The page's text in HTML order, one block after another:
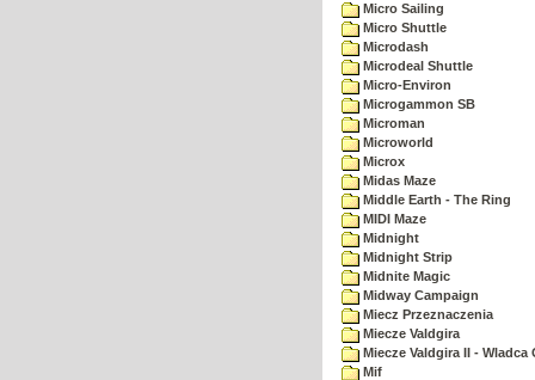
Micro Sailing
Micro Shuttle
Microdash
Microdeal Shuttle
Micro-Environ
Microgammon SB
Microman
Microworld
Microx
Midas Maze
Middle Earth - The Ring
MIDI Maze
Midnight
Midnight Strip
Midnite Magic
Midway Campaign
Miecz Przeznaczenia
Miecze Valdgira
Miecze Valdgira II - Wladca
Mif